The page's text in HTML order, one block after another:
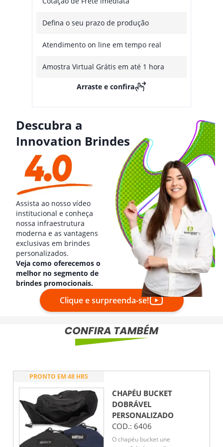
Defina o seu prazo de produção
Atendimento on line em tempo real
Amostra Virtual Grátis em até 1 hora
Arraste e confira
Descubra a
Innovation Brindes
Assista ao nosso vídeo
institucional e conheça
nossa infraestrutura
moderna e as vantagens
exclusivas em brindes
personalizados.
Veja como oferecemos o
melhor no segmento de
brindes promocionais.
Clique e surpreenda-se!
PRONTO EM 48 HRS
CHAPÉU BUCKET
DOBRÁVEL
PERSONALIZADO
COD.: 6406
O chapéu bucket une